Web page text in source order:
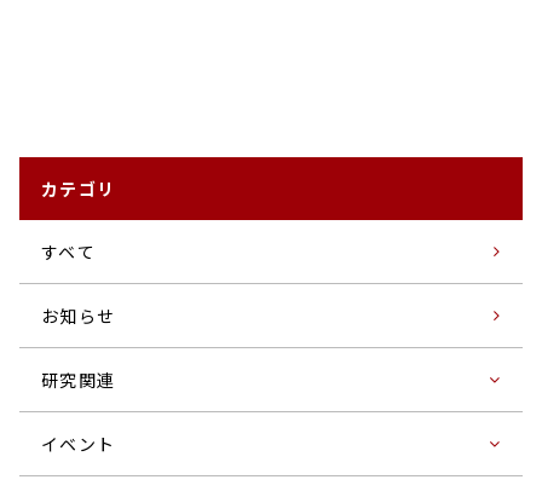
カテゴリ
すベて
お知らせ
研究関連
イベント